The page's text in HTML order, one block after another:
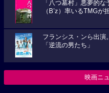
「八つ墓村」悪夢的
（B’z）率いるTMGが
フランシス・ンら出演
「逆流の男たち」
映画ニ